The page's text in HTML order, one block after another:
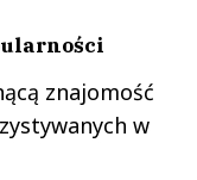
znajomość
w